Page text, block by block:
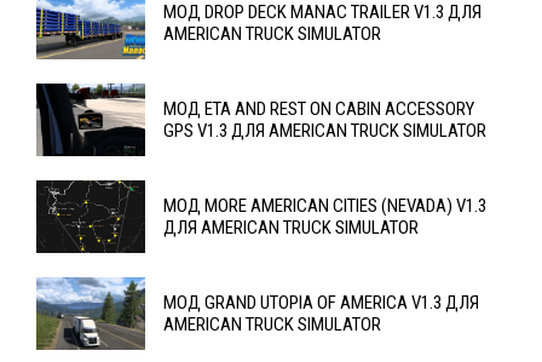
МОД DROP DECK MANAC TRAILER V1.3 ДЛЯ
AMERICAN TRUCK SIMULATOR
МОД ETA AND REST ON CABIN ACCESSORY
GPS V1.3 ДЛЯ AMERICAN TRUCK SIMULATOR
МОД MORE AMERICAN CITIES (NEVADA) V1.3
ДЛЯ AMERICAN TRUCK SIMULATOR
МОД GRAND UTOPIA OF AMERICA V1.3 ДЛЯ
AMERICAN TRUCK SIMULATOR